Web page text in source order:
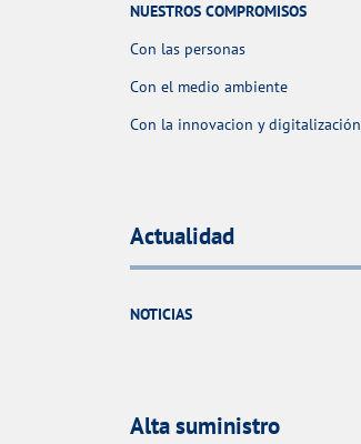
NUESTROS COMPROMISOS
Con las personas
Con el medio ambiente
Con la innovacion y digitalización
Actualidad
NOTICIAS
Alta suministro